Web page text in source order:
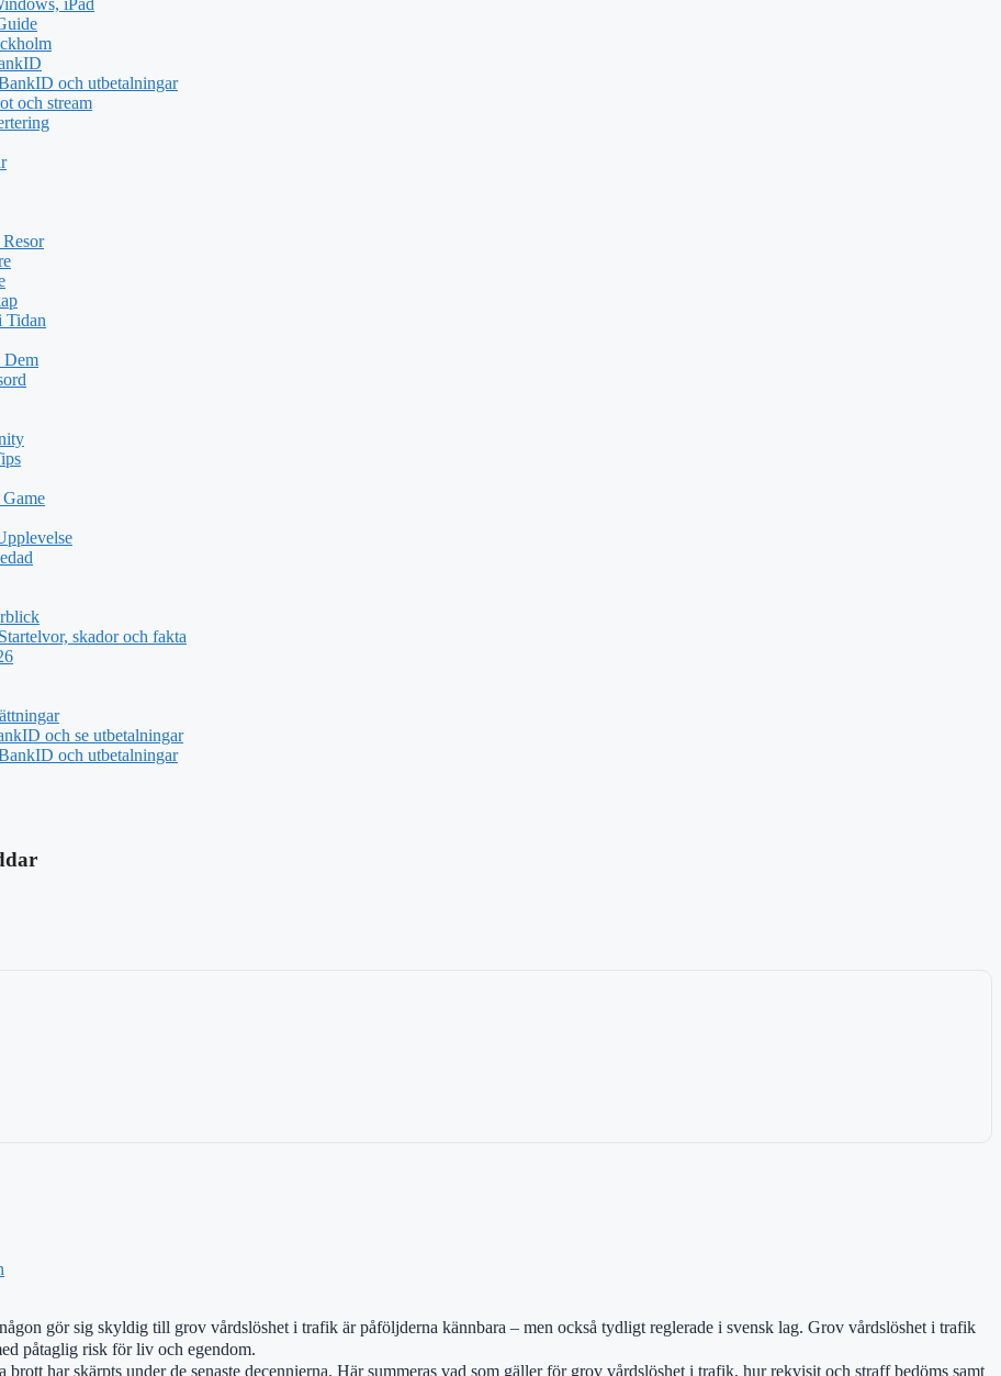
iPad
och utbetalningar
och stream
Tidan
Dem
skador och fakta
och se utbetalningar
och utbetalningar
gör sig skyldig till grov vårdslöshet i trafik är påföljderna kännbara – men också tydligt reglerade i svensk lag. Grov vårdslöshet i trafik
påtaglig risk för liv och egendom.
har skärpts under de senaste decennierna. Här summeras vad som gäller för grov vårdslöshet i trafik, hur rekvisit och straff bedöms samt